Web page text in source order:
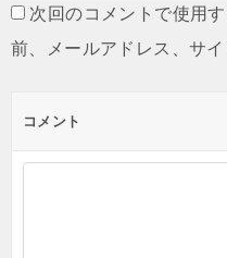
次回のコメントで使用
前、メールアドレス、サイ
コメント